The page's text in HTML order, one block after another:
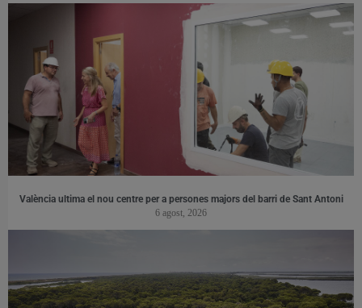
València ultima el nou centre per a persones majors del barri de Sant Antoni
6 agost, 2026